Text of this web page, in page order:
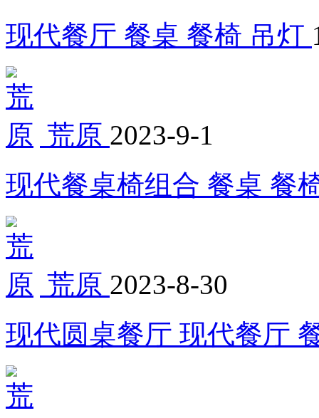
现代餐厅 餐桌 餐椅 吊灯
荒原 2023-9-1
现代餐桌椅组合 餐桌 餐
荒原 2023-8-30
现代圆桌餐厅 现代餐厅